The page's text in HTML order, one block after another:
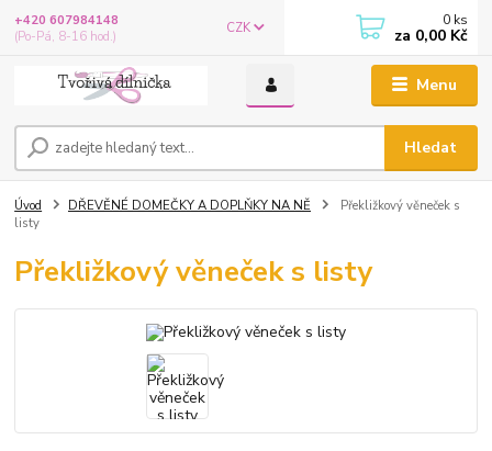
Menu
CZK
Hledat
+420 607984148
(Po-Pá, 8-16 hod.)
0 ks
za 0,00 Kč
Úvod DŘEVĚNÉ DOMEČKY A DOPLŇKY NA NĚ
Překližkový věneček s
listy
Překližkový věneček s listy